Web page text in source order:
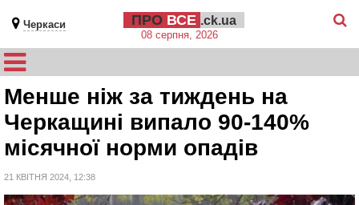
Черкаси ПРО ВСЕ .ck.ua
08 серпня, 2026
Менше ніж за тиждень на
Черкащині випало 90-140%
місячної норми опадів
21 КВІТНЯ 2024, 12:38